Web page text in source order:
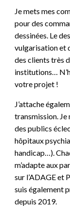
Je mets mes
pour des
dessinées. Le
vulgarisation et
des clients très
institutions…
votre projet !
J’attache
transmission.
des publics
hôpitaux
handicap…).
m’adapte aux
sur l’ADAGE et
suis également
depuis 2019.